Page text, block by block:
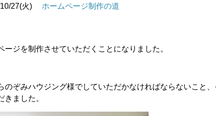
27(火) ホームページ制作の道
ジを制作させていただくことになりました。
ぞみハウジング様でしていただかなければならないこと
ました。